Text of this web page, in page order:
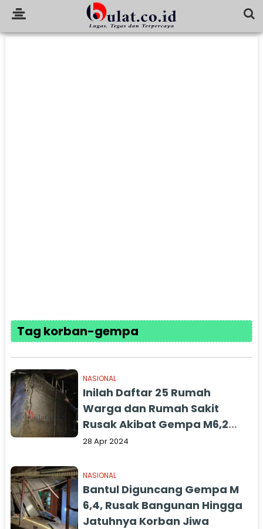
Tag korban-gempa
NASIONAL
Inilah Daftar 25 Rumah
Warga dan Rumah Sakit
Rusak Akibat Gempa M6,2
Garut Jawa Barat
28 Apr 2024
NASIONAL
Bantul Diguncang Gempa M
6,4, Rusak Bangunan Hingga
Jatuhnya Korban Jiwa